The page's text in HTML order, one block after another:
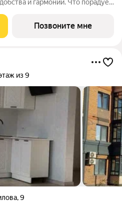
и гармонии. Что порадует
Позвоните мне
из 9
,9